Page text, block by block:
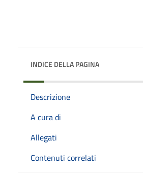
INDICE DELLA PAGINA
Descrizione
A cura di
Allegati
Contenuti correlati